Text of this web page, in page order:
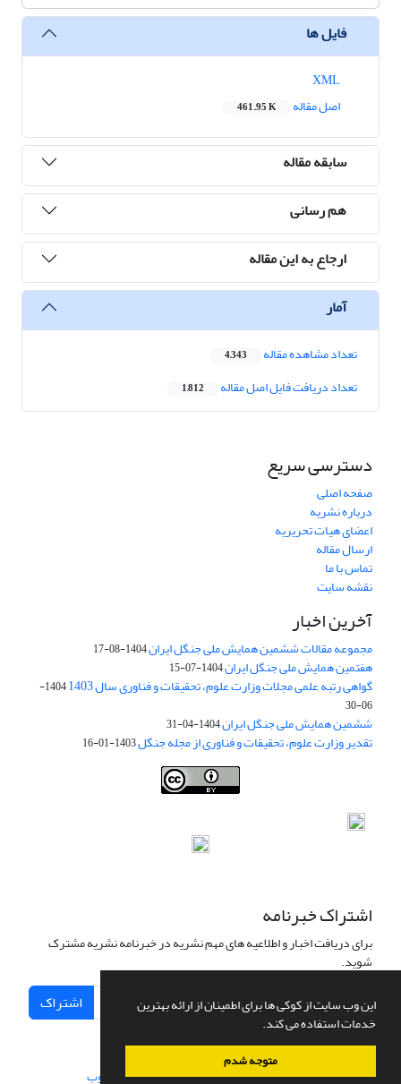
این وب سایت از کوکی ها برای اطمینان از ارائه بهترین
خدمات استفاده می کند.
متوجه شدم
فایل ها
اصل مقاله
461.95 K
سابقه مقاله
هم رسانی
ارجاع به این مقاله
آمار
تعداد مشاهده مقاله 4,343
تعداد دریافت فایل اصل مقاله 1,812
دسترسی سریع
صفحه اصلی
درباره نشریه
اعضای هیات تحریریه
ارسال مقاله
تماس با ما
نقشه سایت
آخرین اخبار
مجموعه مقالات ششمین همایش ملی جنگل ایران1404-08-17
هفتمین همایش ملی جنگل ایران1404-07-15
گواهی رتبه علمی مجلات وزارت علوم، تحقیقات و فناوری سال 1403
1404-
06-30
ششمین همایش ملی جنگل ایران1404-04-31
تقدیر وزارت علوم، تحقیقات و فناوری از مجله جنگل1403-01-16
اشتراک خبرنامه
برای دریافت اخبار و اطلاعیه های مهم نشریه در خبرنامه نشریه مشترک
شوید.
اشتراک
سامانه مدیریت نشریات علمی.طراحی و پیاده سازی از سیناوب